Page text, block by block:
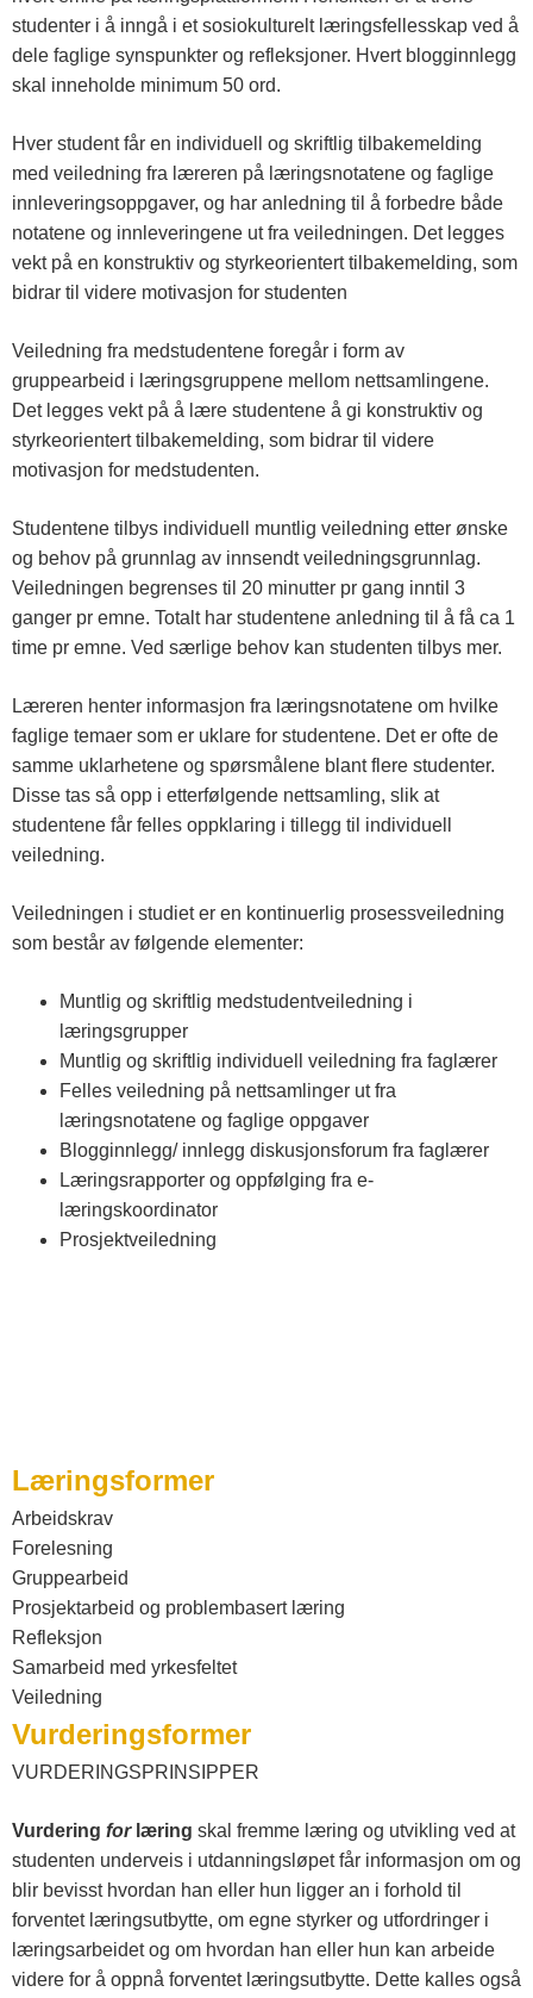
studenter i å inngå i et sosiokulturelt læringsfellesskap ved å
dele faglige synspunkter og refleksjoner. Hvert blogginnlegg
skal inneholde minimum 50 ord.
Hver student får en individuell og skriftlig tilbakemelding
med veiledning fra læreren på læringsnotatene og faglige
innleveringsoppgaver, og har anledning til å forbedre både
notatene og innleveringene ut fra veiledningen. Det legges
vekt på en konstruktiv og styrkeorientert tilbakemelding, som
bidrar til videre motivasjon for studenten
Veiledning fra medstudentene foregår i form av
gruppearbeid i læringsgruppene mellom nettsamlingene.
Det legges vekt på å lære studentene å gi konstruktiv og
styrkeorientert tilbakemelding, som bidrar til videre
motivasjon for medstudenten.
Studentene tilbys individuell muntlig veiledning etter ønske
og behov på grunnlag av innsendt veiledningsgrunnlag.
Veiledningen begrenses til 20 minutter pr gang inntil 3
ganger pr emne. Totalt har studentene anledning til å få ca 1
time pr emne. Ved særlige behov kan studenten tilbys mer.
Læreren henter informasjon fra læringsnotatene om hvilke
faglige temaer som er uklare for studentene. Det er ofte de
samme uklarhetene og spørsmålene blant flere studenter.
Disse tas så opp i etterfølgende nettsamling, slik at
studentene får felles oppklaring i tillegg til individuell
veiledning.
Veiledningen i studiet er en kontinuerlig prosessveiledning
som består av følgende elementer:
Muntlig og skriftlig medstudentveiledning i
læringsgrupper
Muntlig og skriftlig individuell veiledning fra faglærer
Felles veiledning på nettsamlinger ut fra
læringsnotatene og faglige oppgaver
Blogginnlegg/ innlegg diskusjonsforum fra faglærer
Læringsrapporter og oppfølging fra e-
læringskoordinator
Prosjektveiledning
Læringsformer
Arbeidskrav
Forelesning
Gruppearbeid
Prosjektarbeid og problembasert læring
Refleksjon
Samarbeid med yrkesfeltet
Veiledning
Vurderingsformer
VURDERINGSPRINSIPPER
Vurdering for læring skal fremme læring og utvikling ved at
studenten underveis i utdanningsløpet får informasjon om og
blir bevisst hvordan han eller hun ligger an i forhold til
forventet læringsutbytte, om egne styrker og utfordringer i
læringsarbeidet og om hvordan han eller hun kan arbeide
videre for å oppnå forventet læringsutbytte. Dette kalles også